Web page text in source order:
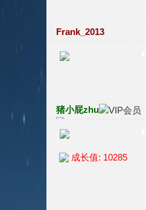
Frank_2013
猪小屁zhu
成长值: 10285